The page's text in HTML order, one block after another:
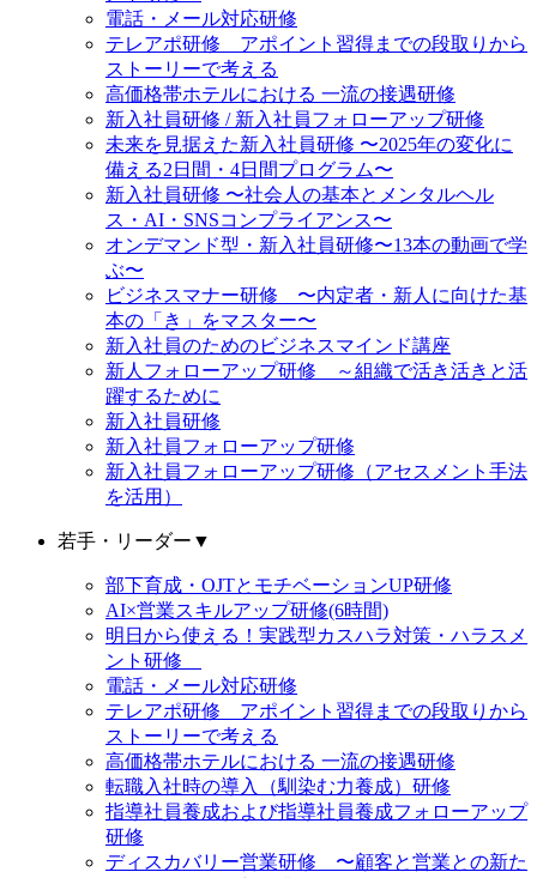
電話・メール対応研修
テレアポ研修 アポイント習得までの段取りから
ストーリーで考える
高価格帯ホテルにおける 一流の接遇研修
新入社員研修 / 新入社員フォローアップ研修
未来を見据えた新入社員研修 〜2025年の変化に
備える2日間・4日間プログラム〜
新入社員研修 〜社会人の基本とメンタルヘル
ス・AI・SNSコンプライアンス〜
オンデマンド型・新入社員研修〜13本の動画で学
ぶ〜
ビジネスマナー研修 〜内定者・新人に向けた基
本の「き」をマスター〜
新入社員のためのビジネスマインド講座
新人フォローアップ研修 ～組織で活き活きと活
躍するために
新入社員研修
新入社員フォローアップ研修
新入社員フォローアップ研修（アセスメント手法
を活用）
若手・リーダー ▼
部下育成・OJTとモチベーションUP研修
AI×営業スキルアップ研修(6時間)
明日から使える！実践型カスハラ対策・ハラスメ
ント研修
電話・メール対応研修
テレアポ研修 アポイント習得までの段取りから
ストーリーで考える
高価格帯ホテルにおける 一流の接遇研修
転職入社時の導入（馴染む力養成）研修
指導社員養成および指導社員養成フォローアップ
研修
ディスカバリー営業研修 〜顧客と営業との新た